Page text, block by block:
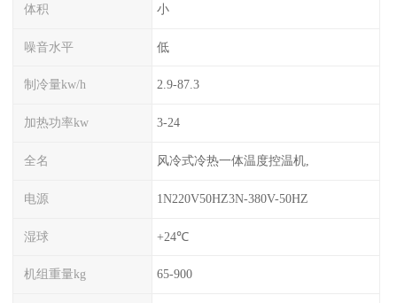
体积 小
噪音水平 低
制冷量kw/h 2.9-87.3
加热功率kw 3-24
全名 风冷式冷热一体温度控温机,
电源 1N220V50HZ3N-380V-50HZ
湿球 +24℃
机组重量kg 65-900